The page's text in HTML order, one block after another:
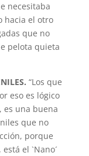
necesitaba
hacia el otro
que no
pelota quieta
“Los que
eso es lógico
es una buena
que no
porque
el `Nano´